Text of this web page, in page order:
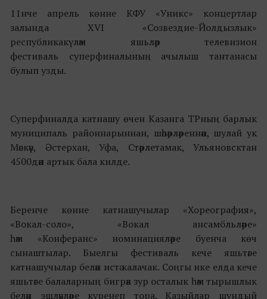
11нче апрель көнне КФУ «Уникс» концертлар
залында XVI «Созвездие-Йолдызлык»
республикакүләм яшьләр телевизион
фестиваль суперфиналының ачылыш тантанасы
булып узды.
Суперфиналда катнашу өчен Казанга ТРның барлык
муниципаль районнарыннан, шәһәрләреннән, шулай ук
Мәскәү, Әстерхан, Уфа, Стәрлетамак, Ульяновсктан
4500дән артык бала килде.
Беренче көнне катнашучылар «Хореография»,
«Вокал-соло», «Вокал ансамбльләре»
һәм «Конферанс» номинацияләре буенча көч
сынаштылар. Быелгы фестиваль кече яшьтәге
катнашучылар белән истә калачак. Соңгы ике елда кече
яшьтәге балаларның бигрәк зур осталык һәм тырышлык
белән эшләүләре күренеп тора. Казыйлар шундый